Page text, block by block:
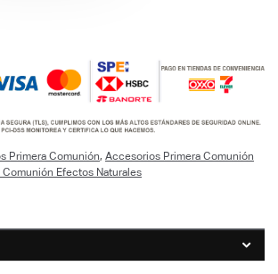
Primera Comunión, Accesorios Primera Comunión
Comunión Efectos Naturales